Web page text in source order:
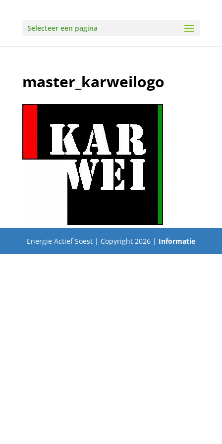
Selecteer een pagina
master_karweilogo
Energie Actief Soest | Copyright 2026 | Informatie